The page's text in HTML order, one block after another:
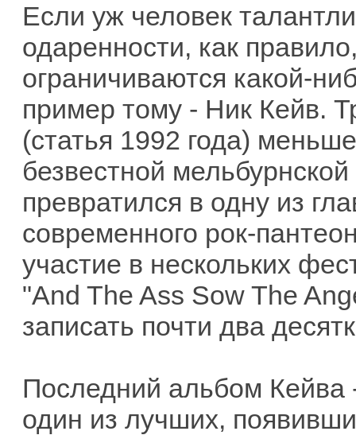
Если уж человек
одаренности, как
ограничиваются какой-
пример тому - Ник Кейв.
(статья 1992 года)
безвестной
превратился в одну из
современного рок-
участие в нескольких
"And The Ass Sow The
записать почти два
Последний альбом
один из лучших,